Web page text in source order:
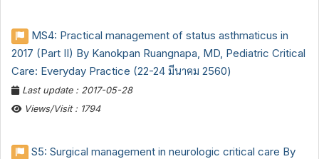
MS4: Practical management of status asthmaticus in
2017 (Part II) By Kanokpan Ruangnapa, MD, Pediatric Critical
Care: Everyday Practice (22-24 มีนาคม 2560)
Last update : 2017-05-28
Views/Visit : 1794
S5: Surgical management in neurologic critical care By